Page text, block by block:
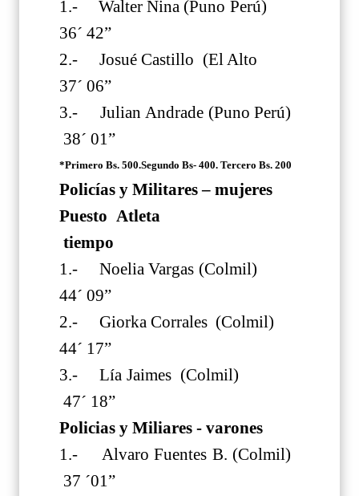
1.- Walter Nina (Puno Perú)
36´ 42”
2.- Josué Castillo (El Alto
37´ 06”
3.- Julian Andrade (Puno Perú)
38´ 01”
*Primero Bs. 500.Segundo Bs- 400. Tercero Bs. 200
Policías y Militares – mujeres
Puesto Atleta
tiempo
1.- Noelia Vargas (Colmil)
44´ 09”
2.- Giorka Corrales (Colmil)
44´ 17”
3.- Lía Jaimes (Colmil)
47´ 18”
Policias y Miliares - varones
1.- Alvaro Fuentes B. (Colmil)
37 ´01”